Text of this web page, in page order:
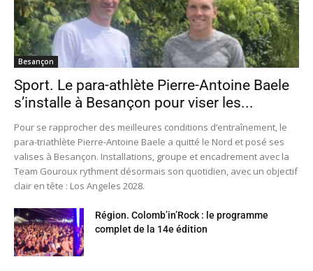
Besançon
Sport. Le para-athlète Pierre-Antoine Baele
s’installe à Besançon pour viser les...
Pour se rapprocher des meilleures conditions d’entraînement, le
para-triathlète Pierre-Antoine Baele a quitté le Nord et posé ses
valises à Besançon. Installations, groupe et encadrement avec la
Team Gouroux rythment désormais son quotidien, avec un objectif
clair en tête : Los Angeles 2028.
Région. Colomb’in’Rock : le programme
complet de la 14e édition